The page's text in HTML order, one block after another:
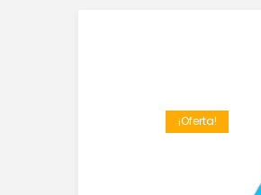
¡Oferta!